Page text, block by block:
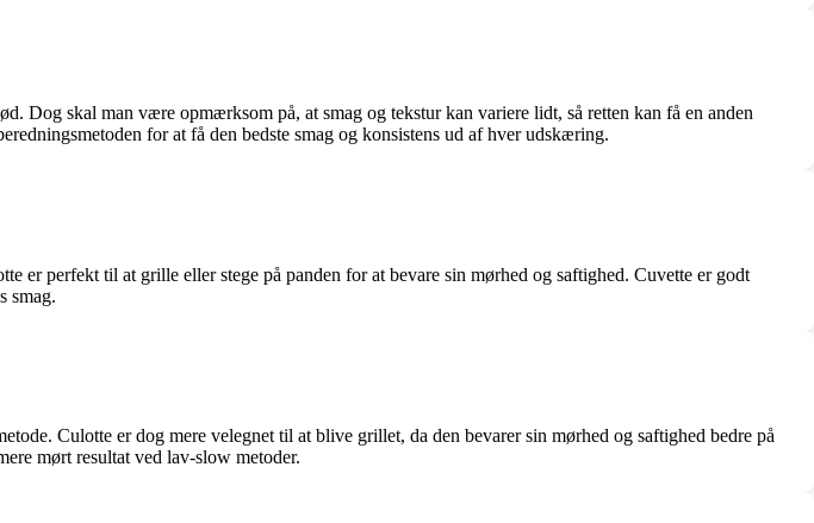
Dog skal man være opmærksom på, at smag og tekstur kan variere lidt, så retten kan få en anden
for at få den bedste smag og konsistens ud af hver udskæring.
er perfekt til at grille eller stege på panden for at bevare sin mørhed og saftighed. Cuvette er godt
smag.
Culotte er dog mere velegnet til at blive grillet, da den bevarer sin mørhed og saftighed bedre på
mørt resultat ved lav-slow metoder.